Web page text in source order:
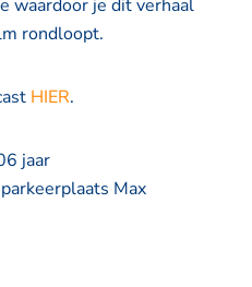
waardoor je dit verhaal
rondloopt.
HIER.
jaar
Max